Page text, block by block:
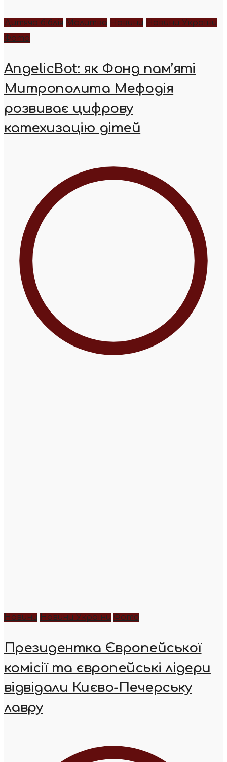
Дитяча біблія Молитва Новини Новини України
Фото
AngelicBot: як Фонд пам’яті
Митрополита Мефодія
розвиває цифрову
катехизацію дітей
Новини Новини України Фото
Президентка Європейської
комісії та європейські лідери
відвідали Києво-Печерську
лавру